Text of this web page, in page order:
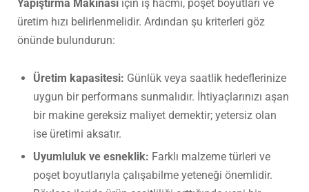
Yapıştırma Makinası için iş hacmi, poşet boyutları ve
üretim hızı belirlenmelidir. Ardından şu kriterleri göz
önünde bulundurun:
Üretim kapasitesi: Günlük veya saatlik hedeflerinize
uygun bir performans sunmalıdır. İhtiyaçlarınızı aşan
bir makine gereksiz maliyet demektir; yetersiz olan
ise üretimi aksatır.
Uyumluluk ve esneklik: Farklı malzeme türleri ve
poşet boyutlarıyla çalışabilme yeteneği önemlidir.